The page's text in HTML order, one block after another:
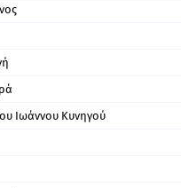
Ιωάννου Κυνηγού